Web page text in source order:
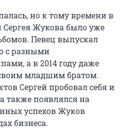
но к тому времени в
Сергея Жукова было уже
Певец выпускал
с разными
а в 2014 году даже
младшим братом.
Сергей пробовал себя и
также появлялся на
успехов Жуков
бизнеса.